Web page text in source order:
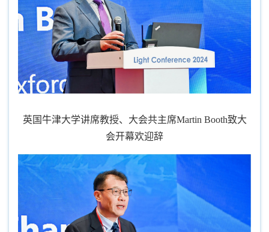
英国牛津大学讲席教授、大会共主席Martin Booth致大
会开幕欢迎辞